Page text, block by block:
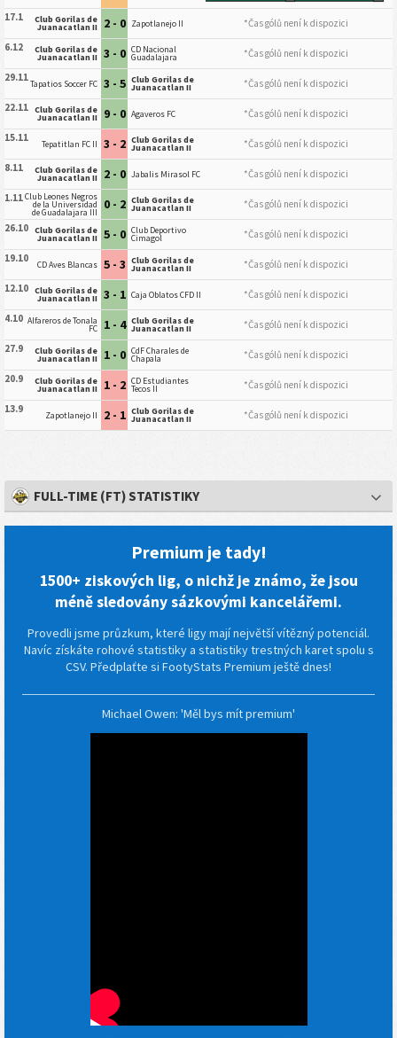
17.1 Club Gorilas de
Juanacatlan II 2 - 0 Zapotlanejo II
*Čas gólů není k dispozici
6.12
Club Gorilas de
Juanacatlan II 3 - 0 CD Nacional
Guadalajara
*Čas gólů není k dispozici
29.11Tapatios Soccer FC 3 - 5 Club Gorilas de
Juanacatlan II
*Čas gólů není k dispozici
22.11 Club Gorilas de
Juanacatlan II 9 - 0 Agaveros FC
*Čas gólů není k dispozici
15.11
Tepatitlan FC II 3 - 2 Club Gorilas de
Juanacatlan II
*Čas gólů není k dispozici
8.11
Club Gorilas de
Juanacatlan II 2 - 0 Jabalis Mirasol FC
*Čas gólů není k dispozici
1.11Club Leones Negros
de la Universidad
de Guadalajara III 0 - 2 Club Gorilas de
Juanacatlan II
*Čas gólů není k dispozici
26.10 Club Gorilas de
Juanacatlan II 5 - 0 Club Deportivo
Cimagol
*Čas gólů není k dispozici
19.10
CD Aves Blancas 5 - 3 Club Gorilas de
Juanacatlan II
*Čas gólů není k dispozici
12.10 Club Gorilas de
Juanacatlan II 3 - 1 Caja Oblatos CFD II
*Čas gólů není k dispozici
4.10 Alfareros de Tonala
FC 1 - 4 Club Gorilas de
Juanacatlan II
*Čas gólů není k dispozici
27.9
Club Gorilas de
Juanacatlan II 1 - 0 CdF Charales de
Chapala
*Čas gólů není k dispozici
20.9
Club Gorilas de
Juanacatlan II 1 - 2 CD Estudiantes
Tecos II
*Čas gólů není k dispozici
13.9
Zapotlanejo II 2 - 1 Club Gorilas de
Juanacatlan II *Čas gólů není k dispozici
FULL-TIME (FT) STATISTIKY
Premium je tady!
1500+ ziskových lig, o nichž je známo, že jsou
méně sledovány sázkovými kancelářemi.
Provedli jsme průzkum, které ligy mají největší vítězný potenciál.
Navíc získáte rohové statistiky a statistiky trestných karet spolu s
CSV. Předplaťte si FootyStats Premium ještě dnes!
Michael Owen: 'Měl bys mít premium'